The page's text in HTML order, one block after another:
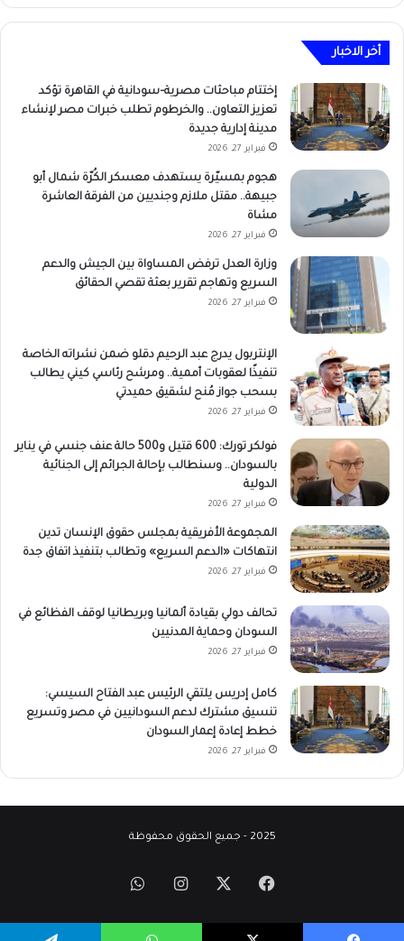
أخر الاخبار
إختتام مباحثات مصرية–سودانية في القاهرة تؤكد
تعزيز التعاون.. والخرطوم تطلب خبرات مصر لإنشاء
مدينة إدارية جديدة
فبراير 27, 2026
هجوم بمسيّرة يستهدف معسكر الكُرّة شمال أبو
جبيهة.. مقتل ملازم وجنديين من الفرقة العاشرة
مشاة
فبراير 27, 2026
وزارة العدل ترفض المساواة بين الجيش والدعم
السريع وتهاجم تقرير بعثة تقصي الحقائق
فبراير 27, 2026
الإنتربول يدرج عبد الرحيم دقلو ضمن نشراته الخاصة
تنفيذًا لعقوبات أممية.. ومرشح رئاسي كيني يطالب
بسحب جواز مُنح لشقيق حميدتي
فبراير 27, 2026
فولكر تورك: 600 قتيل و500 حالة عنف جنسي في يناير
بالسودان.. وسنطالب بإحالة الجرائم إلى الجنائية
الدولية
فبراير 27, 2026
المجموعة الأفريقية بمجلس حقوق الإنسان تدين
انتهاكات «الدعم السريع» وتطالب بتنفيذ اتفاق جدة
فبراير 27, 2026
تحالف دولي بقيادة ألمانيا وبريطانيا لوقف الفظائع في
السودان وحماية المدنيين
فبراير 27, 2026
كامل إدريس يلتقي الرئيس عبد الفتاح السيسي:
تنسيق مشترك لدعم السودانيين في مصر وتسريع
خطط إعادة إعمار السودان
فبراير 27, 2026
2025 - جميع الحقوق محفوظة
فيسبوك انستقرامواتساب